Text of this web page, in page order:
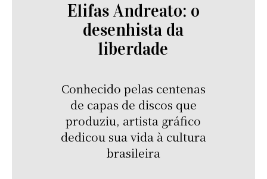
Elifas Andreato: o
desenhista da
liberdade
Conhecido pelas centenas
de capas de discos que
produziu, artista gráfico
dedicou sua vida à cultura
brasileira